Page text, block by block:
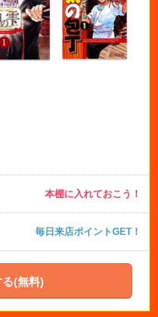
本棚に入れておこう！
毎日来店ポイントGET！
(無料)